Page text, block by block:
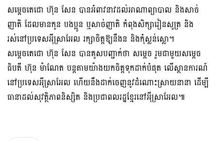
សម្តេចតេជោ ហ៊ុន សែន បានអំពាវនាវដល់អាណាព្យាបាល និងសាច់
ញាតិ ដែលមានកូន បងប្អូន ឬសាច់ញាតិ កំពុងសិក្សារៀនសូត្រ និង
រស់នៅប្រទេសអ៉ីស្រាអែល រក្សាចិត្តឱ្យនឹងន និងកុំស្លន់ស្លោ។
សម្តេចតេជោ ហ៊ុន សែន បានគូសបញ្ជាក់ថា សម្តេច រួមជាមួយសម្តេច
ធិបតី ហ៊ុន ម៉ាណែត បន្តតាមយ៉ាងយកចិត្តទុកដាក់បំផុត លើស្ថានការណ៍
នៅប្រទេសអ៉ីស្រាអែល ហើយនឹងដាក់ចេញនូវដំណោះស្រាយនានា ដើម្បី
ធានាដល់សុវត្ថិភាពនិស្សិត និងប្រជាពលរដ្ឋខ្មែរនៅអ៉ីស្រាអែល៕